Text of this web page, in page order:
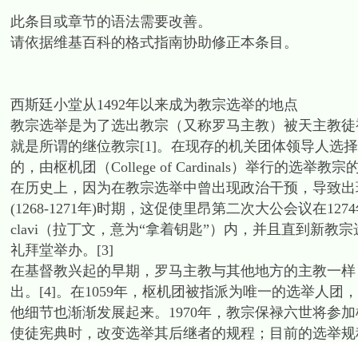
此条目或章节的语法需要改善。
请依据维基百科的格式指南协助修正本条目。
西斯廷小堂从1492年以来成为教宗选举的地点
教宗选举是为了选出教宗（又称罗马主教）被天主教
就是所谓的继位教宗[1]。在现存的机关团体领导人选
的，由枢机团（College of Cardinals）举行的选举教宗
在历史上，因为在教宗选举中曾出现政治干预，导致
(1268-1271年)时期，这促使里昂第二次大公会议在
clavi（拉丁文，意为“拿着钥匙”）内，并且直到新教
礼拜堂举办。[3]
在基督教兴起的早期，罗马主教与其他地方的主教一
出。[4]。在1059年，枢机团被指派为唯一的选举人团
他细节也渐渐发展起来。1970年，教宗保禄六世将参
使徒宪典时，改变选举其后继者的规程；目前的选举